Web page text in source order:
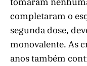
completaram o
segunda dose,
monovalente. As
anos também